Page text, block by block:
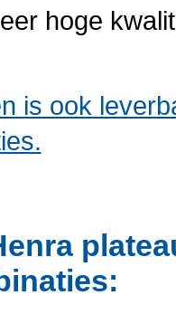
hoge
is ook